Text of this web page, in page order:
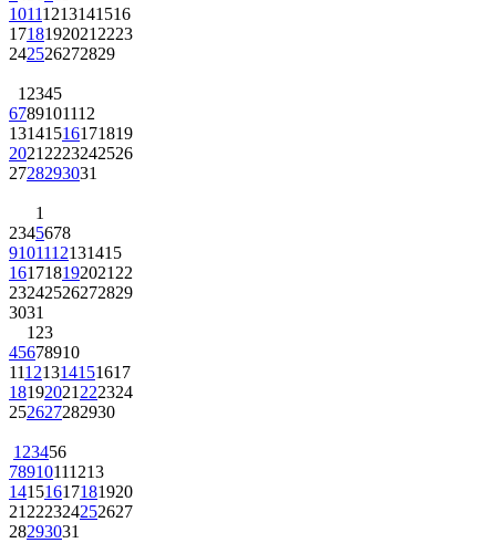
10111213141516
1718192021 2223
242526272829
1 2345
6789101112
13141516171819
2021 2223242526
2728293031
1
2345678
9101112131415
161718192021 22
23242526272829
3031
1 23
45678910
11121314151617
18192021 222324
252627282930
1 23456
78910111213
14151617181920
21 222324252627
28293031